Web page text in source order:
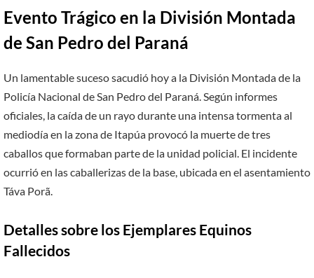
Evento Trágico en la División Montada
de San Pedro del Paraná
Un lamentable suceso sacudió hoy a la División Montada de la
Policía Nacional de San Pedro del Paraná. Según informes
oficiales, la caída de un rayo durante una intensa tormenta al
mediodía en la zona de Itapúa provocó la muerte de tres
caballos que formaban parte de la unidad policial. El incidente
ocurrió en las caballerizas de la base, ubicada en el asentamiento
Táva Porã.
Detalles sobre los Ejemplares Equinos
Fallecidos